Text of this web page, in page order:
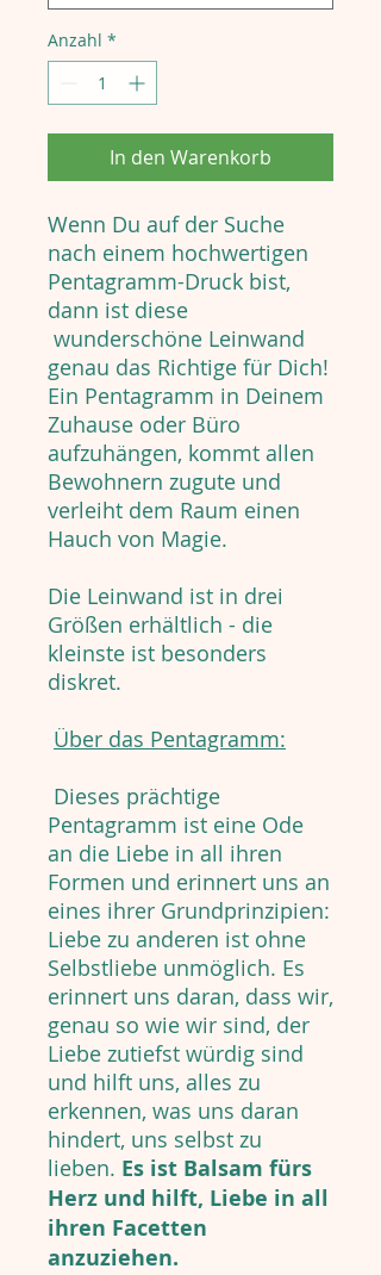
Anzahl *
In den Warenkorb
Wenn Du auf der Suche
nach einem hochwertigen
Pentagramm-Druck bist,
dann ist diese
wunderschöne Leinwand
genau das Richtige für Dich!
Ein Pentagramm in Deinem
Zuhause oder Büro
aufzuhängen, kommt allen
Bewohnern zugute und
verleiht dem Raum einen
Hauch von Magie.
Die Leinwand ist in drei
Größen erhältlich - die
kleinste ist besonders
diskret.
Über das Pentagramm:
Dieses prächtige
Pentagramm ist eine Ode
an die Liebe in all ihren
Formen und erinnert uns an
eines ihrer Grundprinzipien:
Liebe zu anderen ist ohne
Selbstliebe unmöglich. Es
erinnert uns daran, dass wir,
genau so wie wir sind, der
Liebe zutiefst würdig sind
und hilft uns, alles zu
erkennen, was uns daran
hindert, uns selbst zu
lieben. Es ist Balsam fürs
Herz und hilft, Liebe in all
ihren Facetten
anzuziehen.